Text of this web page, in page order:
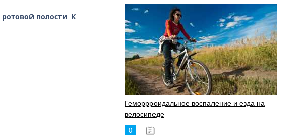
полости К
Геморрроидальное воспаление и езда на
велосипеде
0